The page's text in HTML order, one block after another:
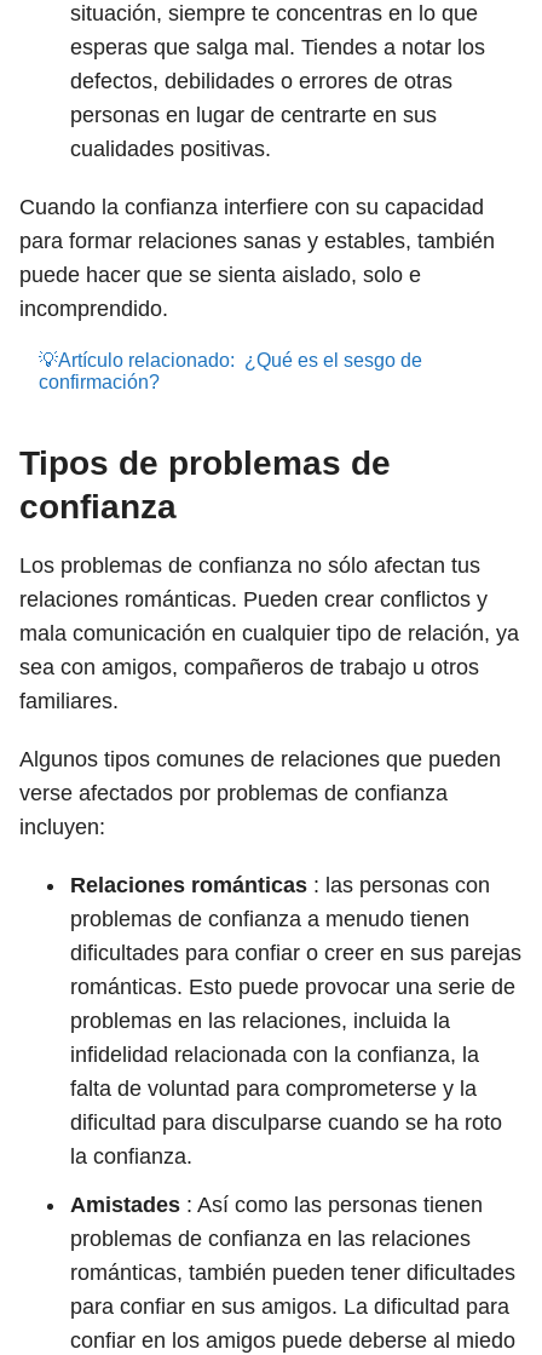
situación, siempre te concentras en lo que
esperas que salga mal. Tiendes a notar los
defectos, debilidades o errores de otras
personas en lugar de centrarte en sus
cualidades positivas.
Cuando la confianza interfiere con su capacidad
para formar relaciones sanas y estables, también
puede hacer que se sienta aislado, solo e
incomprendido.
💡Artículo relacionado: ¿Qué es el sesgo de
confirmación?
Tipos de problemas de
confianza
Los problemas de confianza no sólo afectan tus
relaciones románticas. Pueden crear conflictos y
mala comunicación en cualquier tipo de relación, ya
sea con amigos, compañeros de trabajo u otros
familiares.
Algunos tipos comunes de relaciones que pueden
verse afectados por problemas de confianza
incluyen:
Relaciones románticas : las personas con
problemas de confianza a menudo tienen
dificultades para confiar o creer en sus parejas
románticas. Esto puede provocar una serie de
problemas en las relaciones, incluida la
infidelidad relacionada con la confianza, la
falta de voluntad para comprometerse y la
dificultad para disculparse cuando se ha roto
la confianza.
Amistades : Así como las personas tienen
problemas de confianza en las relaciones
románticas, también pueden tener dificultades
para confiar en sus amigos. La dificultad para
confiar en los amigos puede deberse al miedo